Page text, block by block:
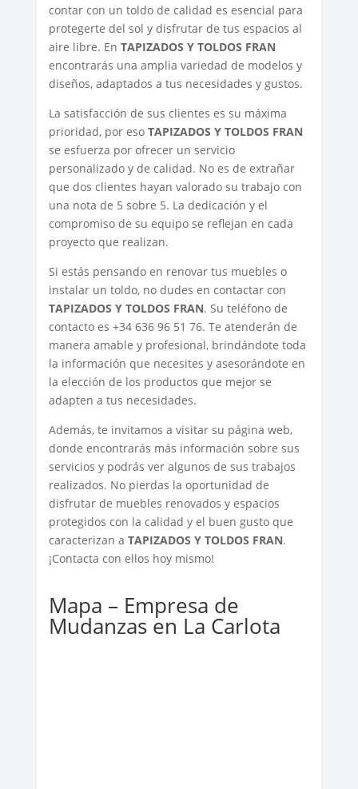
contar con un toldo de calidad es esencial para
protegerte del sol y disfrutar de tus espacios al
aire libre. En TAPIZADOS Y TOLDOS FRAN
encontrarás una amplia variedad de modelos y
diseños, adaptados a tus necesidades y gustos.
La satisfacción de sus clientes es su máxima
prioridad, por eso TAPIZADOS Y TOLDOS FRAN
se esfuerza por ofrecer un servicio
personalizado y de calidad. No es de extrañar
que dos clientes hayan valorado su trabajo con
una nota de 5 sobre 5. La dedicación y el
compromiso de su equipo se reflejan en cada
proyecto que realizan.
Si estás pensando en renovar tus muebles o
instalar un toldo, no dudes en contactar con
TAPIZADOS Y TOLDOS FRAN. Su teléfono de
contacto es +34 636 96 51 76. Te atenderán de
manera amable y profesional, brindándote toda
la información que necesites y asesorándote en
la elección de los productos que mejor se
adapten a tus necesidades.
Además, te invitamos a visitar su página web,
donde encontrarás más información sobre sus
servicios y podrás ver algunos de sus trabajos
realizados. No pierdas la oportunidad de
disfrutar de muebles renovados y espacios
protegidos con la calidad y el buen gusto que
caracterizan a TAPIZADOS Y TOLDOS FRAN.
¡Contacta con ellos hoy mismo!
Mapa – Empresa de
Mudanzas en La Carlota